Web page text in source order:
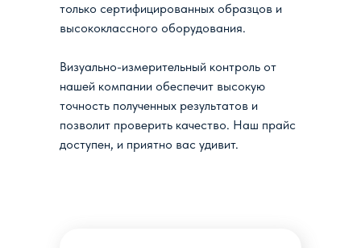
только сертифицированных образцов и
высококлассного оборудования.
Визуально-измерительный контроль от
нашей компании обеспечит высокую
точность полученных результатов и
позволит проверить качество. Наш прайс
доступен, и приятно вас удивит.